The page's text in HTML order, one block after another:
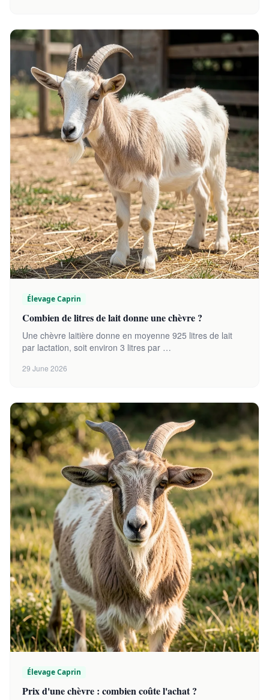
Élevage Caprin
Combien de litres de lait donne une chèvre ?
Une chèvre laitière donne en moyenne 925 litres de lait
par lactation, soit environ 3 litres par …
29 June 2026
Élevage Caprin
Prix d'une chèvre : combien coûte l'achat ?